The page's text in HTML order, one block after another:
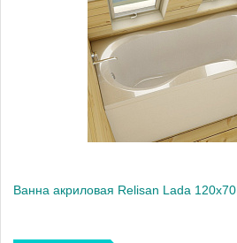
Производитель
Ванна акриловая Relisan Lada 120x70